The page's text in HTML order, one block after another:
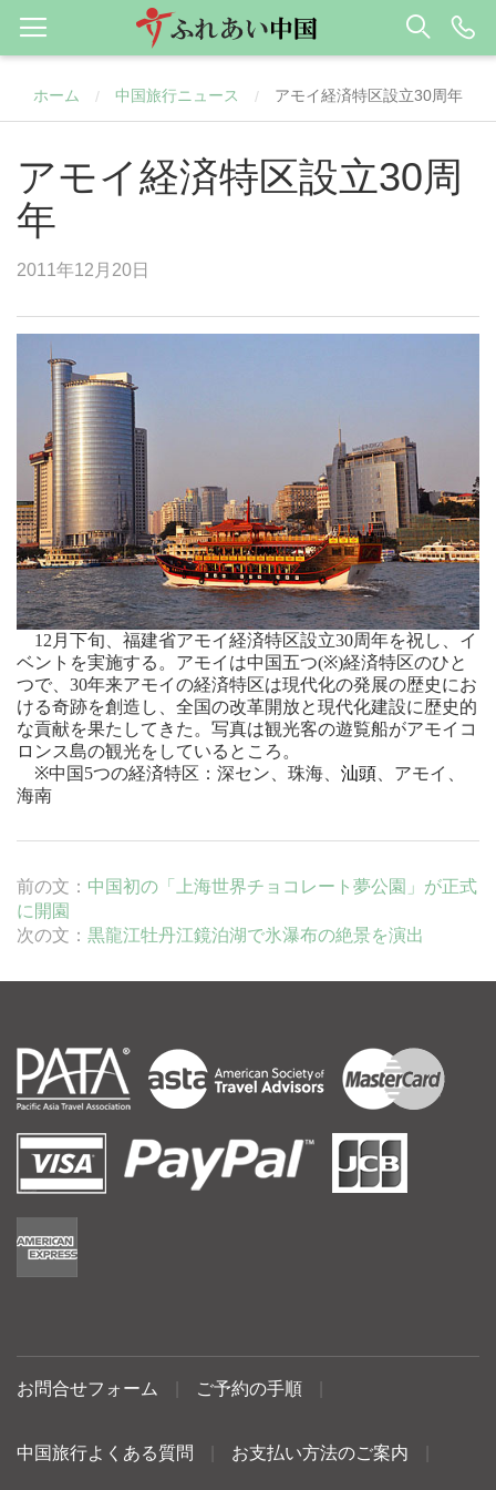
ホーム / 中国旅行ニュース / アモイ経済特区設立30周年
アモイ経済特区設立30周
年
2011年12月20日
12 月下旬、福建省アモイ経済特区設立30周年を祝し、イ
ベントを実施する。アモイは中国五つ(※)経済特区のひと
つで、 30年来アモイの経済特区は現代化の発展の歴史にお
ける奇跡を創造し、全国の改革開放と現代化建設に歴史的
な貢献を果たしてきた。写真は観光客の遊覧船がアモイコ
ロンス島の観光をしているところ。
※中国 5つの経済特区：深セン、珠海、 汕頭 、アモイ、
海南
前の文： 中国初の「上海世界チョコレート夢公園」が正式
に開園
次の文： 黒龍江牡丹江鏡泊湖で氷瀑布の絶景を演出
お問合せフォーム ご予約の手順
中国旅行よくある質問 お支払い方法のご案内